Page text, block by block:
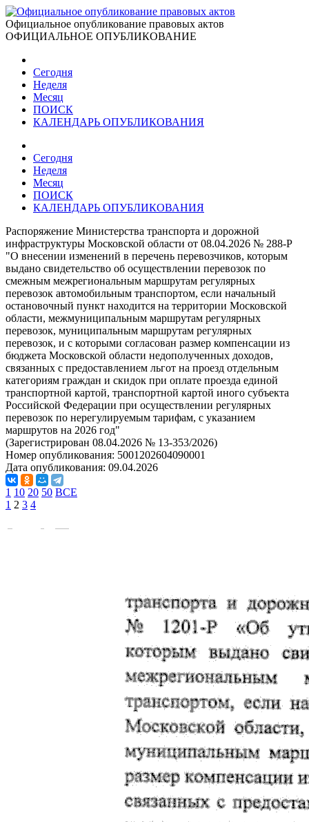
Официальное опубликование правовых актов
ОФИЦИАЛЬНОЕ ОПУБЛИКОВАНИЕ
Сегодня
Неделя
Месяц
ПОИСК
КАЛЕНДАРЬ ОПУБЛИКОВАНИЯ
Сегодня
Неделя
Месяц
ПОИСК
КАЛЕНДАРЬ ОПУБЛИКОВАНИЯ
Распоряжение Министерства транспорта и дорожной
инфраструктуры Московской области от 08.04.2026 № 288-Р
"О внесении изменений в перечень перевозчиков, которым
выдано свидетельство об осуществлении перевозок по
смежным межрегиональным маршрутам регулярных
перевозок автомобильным транспортом, если начальный
остановочный пункт находится на территории Московской
области, межмуниципальным маршрутам регулярных
перевозок, муниципальным маршрутам регулярных
перевозок, и с которыми согласован размер компенсации из
бюджета Московской области недополученных доходов,
связанных с предоставлением льгот на проезд отдельным
категориям граждан и скидок при оплате проезда единой
транспортной картой, транспортной картой иного субъекта
Российской Федерации при осуществлении регулярных
перевозок по нерегулируемым тарифам, с указанием
маршрутов на 2026 год"
(Зарегистрирован 08.04.2026 № 13-353/2026)
Номер опубликования: 5001202604090001
Дата опубликования: 09.04.2026
1 10 20 50 ВСЕ
1 2 3 4